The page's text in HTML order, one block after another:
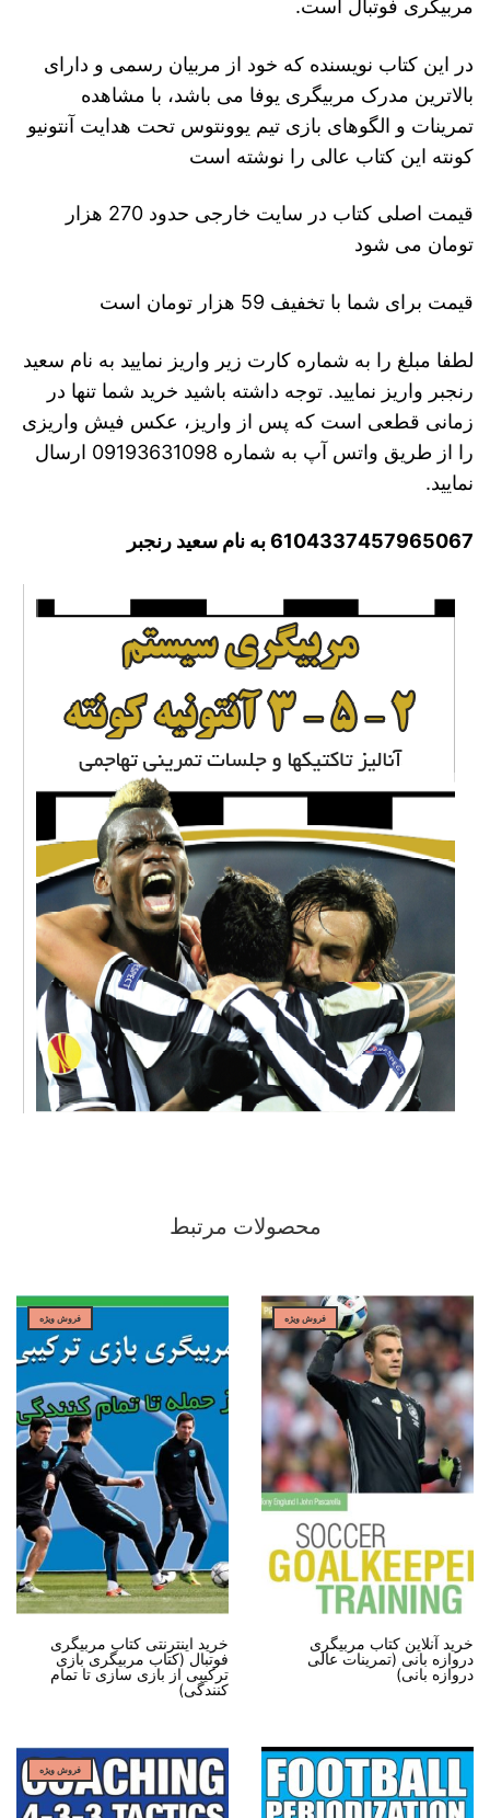
مربیگری فوتبال است.
در این کتاب نویسنده که خود از مربیان رسمی و دارای
بالاترین مدرک مربیگری یوفا می باشد، با مشاهده
تمرینات و الگوهای بازی تیم یوونتوس تحت هدایت آنتونیو
کونته این کتاب عالی را نوشته است
قیمت اصلی کتاب در سایت خارجی حدود 270 هزار
تومان می شود
قیمت برای شما با تخفیف 59 هزار تومان است
لطفا مبلغ را به شماره کارت زیر واریز نمایید به نام سعید
رنجبر واریز نمایید. توجه داشته باشید خرید شما تنها در
زمانی قطعی است که پس از واریز، عکس فیش واریزی
را از طریق واتس آپ به شماره 09193631098 ارسال
نمایید.
6104337457965067 به نام سعید رنجبر
محصولات مرتبط
فروش ویژه
خرید آنلاین کتاب مربیگری
دروازه بانی (تمرینات عالی
دروازه بانی)
فروش ویژه
خرید اینترنتی کتاب مربیگری
فوتبال (کتاب مربیگری بازی
ترکیبی از بازی سازی تا تمام
کنندگی)
فروش ویژه